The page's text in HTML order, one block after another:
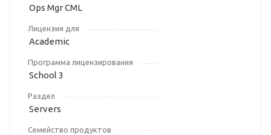
Ops Mgr CML
Лицензия для
Academic
Программа лицензирования
School 3
Раздел
Servers
Семейство продуктов